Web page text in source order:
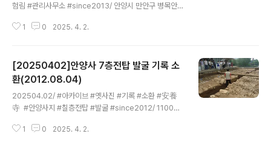
험림 #관리사무소 #since2013/ 안양시 만안구 병목안로
다. 지난 2013년 처음 이곳을 칮았을때 건물은 비어 있었
물관이 있으며, 아름드리 나무 등 주변 풍관이 멋지다.이 건
물은 19500-70년대 수리산에 식재했던 나무들인 관리했
던 곳으로 추정되나 어느곳에서도 이에 대한 기록을 찾을
수 없다. 건물앞 땅 바닥에서는 도자기편을 잔뜩 발견돼 이
곳이 과거 도자기 굽던 곳이 아닐까 발굴 및 사실 조사가 필
요해 보인다. 안야시가 부지와 건물을 매입해 리모델링을
1 0 2025. 4. 2.
[20250402]안양사 7층전탑 발굴 기록 소
환(2012.08.04)
202504.02/ #아카이브 #옛사진 #기록 #소환 #安養
寺 #안양사지 #칠층전탑 #발굴 #since2012/ 1100년
등 기록속에 고려태조 왕건이 세운 안양사 7 층 전탑(塼
1 0 2025. 4. 2.